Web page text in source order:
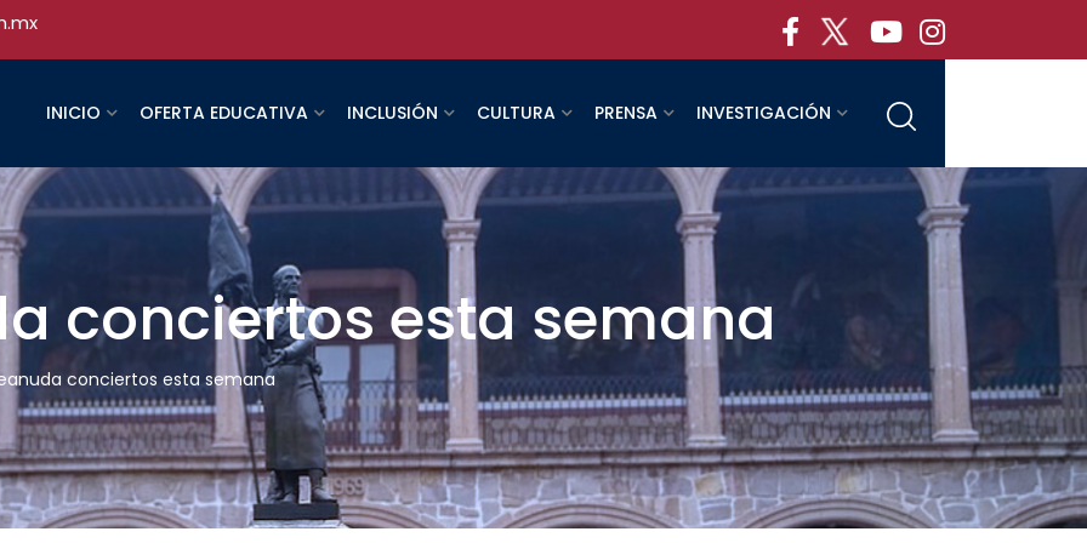
INICIO OFERTA EDUCATIVA INCLUSIÓN CULTURA PRENSA INVESTIGACIÓN
conciertos esta semana
conciertos esta semana